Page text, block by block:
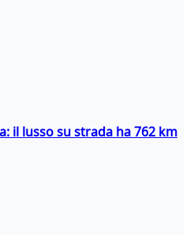
il lusso su strada ha 762 km